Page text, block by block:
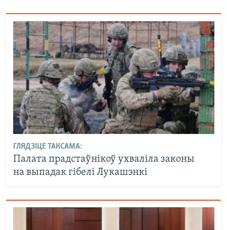
ГЛЯДЗІЦЕ ТАКСАМА:
Палата прадстаўнікоў ухваліла законы
на выпадак гібелі Лукашэнкі